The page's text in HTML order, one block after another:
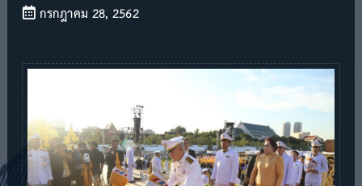
กรกฎาคม 28, 2562